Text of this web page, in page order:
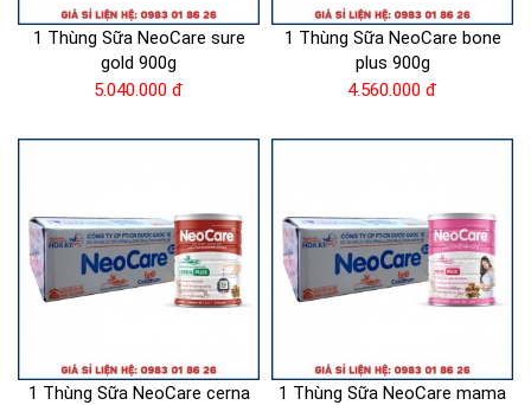
1 Thùng Sữa NeoCare sure
gold 900g
5.040.000 đ
1 Thùng Sữa NeoCare bone
plus 900g
4.560.000 đ
1 Thùng Sữa NeoCare cerna
1 Thùng Sữa NeoCare mama